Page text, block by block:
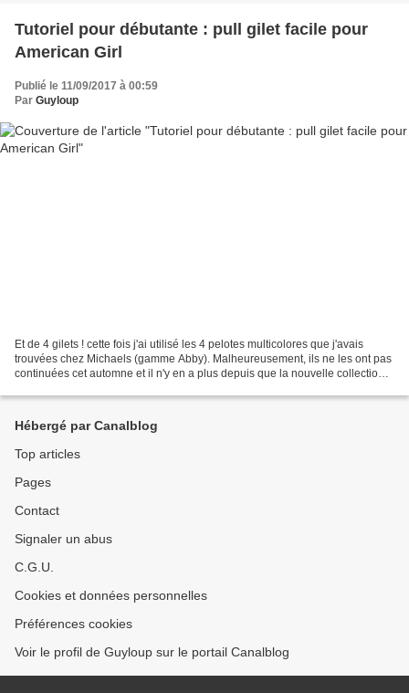
Tutoriel pour débutante : pull gilet facile pour
American Girl
Publié le 11/09/2017 à 00:59
Par Guyloup
Et de 4 gilets ! cette fois j'ai utilisé les 4 pelotes multicolores que j'avais
trouvées chez Michaels (gamme Abby). Malheureusement, ils ne les ont pas
continuées cet automne et il n'y en a plus depuis que la nouvelle collection
Hébergé par Canalblog
Top articles
Pages
Contact
Signaler un abus
C.G.U.
Cookies et données personnelles
Préférences cookies
Voir le profil de Guyloup sur le portail Canalblog